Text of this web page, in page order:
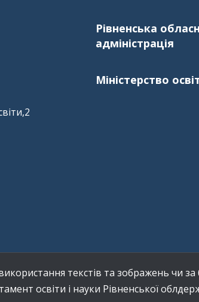
Рівненська
адміністрація
Міністерство
текстів та зображень чи
освіти і науки Рівненської